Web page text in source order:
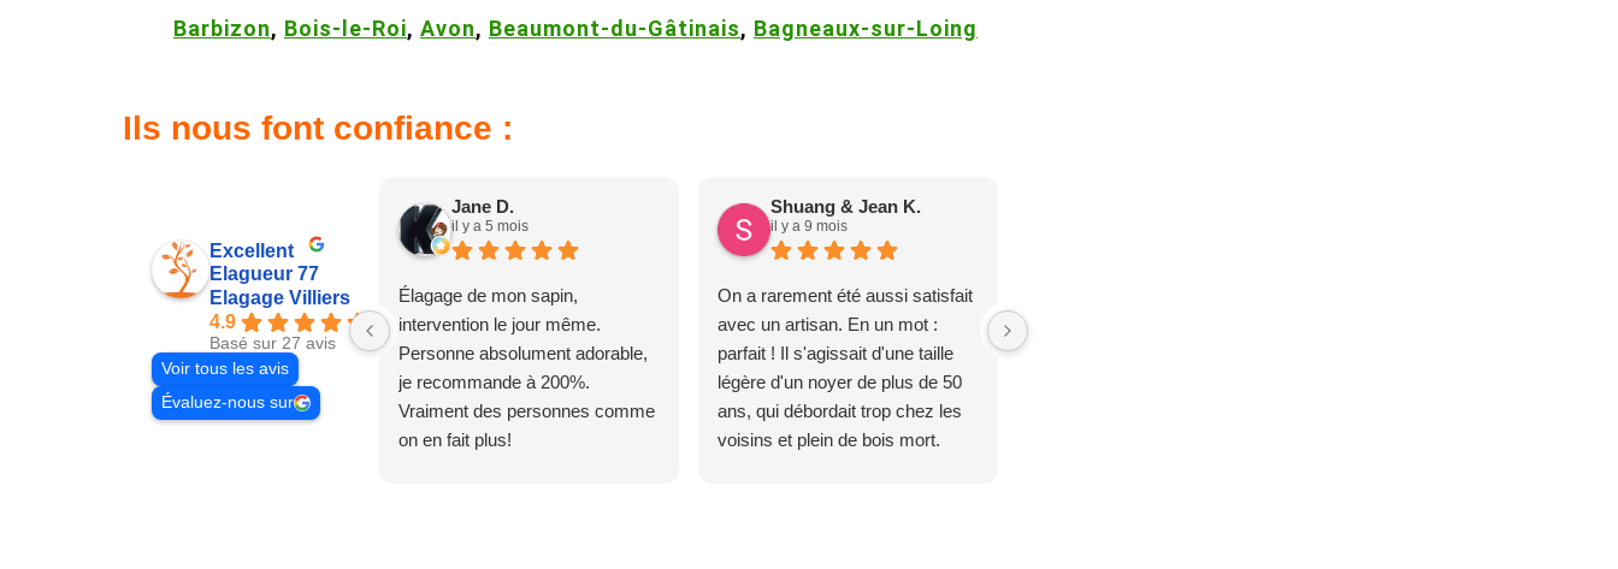
Barbizon, Bois-le-Roi, Avon, Beaumont-du-Gâtinais, Bagneaux-sur-Loing
Ils nous font confiance :
Excellent
Elagueur 77
Elagage Villiers
4.9
Basé sur 27 avis
Voir tous les avis
Évaluez-nous sur
Jane D.
il y a 5 mois
Élagage de mon sapin,
intervention le jour même.
Personne absolument adorable,
je recommande à 200%.
Vraiment des personnes comme
on en fait plus!
Shuang & Jean K.
il y a 9 mois
On a rarement été aussi satisfait
avec un artisan. En un mot :
parfait ! Il s'agissait d'une taille
légère d'un noyer de plus de 50
ans, qui débordait trop chez les
voisins et plein de bois mort.